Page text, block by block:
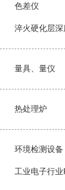
色差仪
淬火硬化层深
量具、量仪
热处理炉
环境检测设备
工业电子行